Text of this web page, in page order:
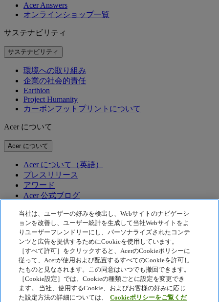
Acer Answers
オンラインショップ一覧
サステナビリティ
サステナビリティ
環境への取り組み
企業の社会的責任
Earthion
Project Humanity
カーボンフットプリントについて
Acer について
Acer について
Acer について（英語）
プレスリリース
アワード
Acer 公式ブログ
テクノロジー
テクノロジー
Acer テクノロジー
McAfee
Acer Display Widget
プライバシーポリシー
Cookie ポリシー
当社は、ユーザーの好みを検出し、Webサイトのナビゲーシ
ョンを改善し、ユーザー統計を生成して当社Webサイトをよ
りユーザーフレンドリーにし、パーソナライズされたコンテ
ンツと広告を提供するためにCookieを使用しています。
［すべて許可］をクリックすると、AcerのCookieポリシーに
従って、Acerが使用および配置するすべてのCookieを許可し
たものと見なされます。この同意はいつでも撤回できます。
［Cookie設定］では、Cookieの種類ごとに設定を変更でき
ます。 当社、使用するCookie、およびお客様の好みに応じ
た設定方法の詳細については、
Cookieポリシーをご覧くだ